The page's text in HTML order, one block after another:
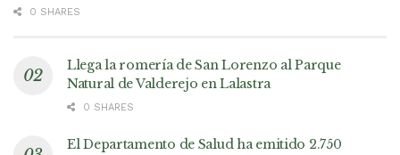
0 SHARES
Llega la romería de San Lorenzo al Parque
Natural de Valderejo en Lalastra
0 SHARES
El Departamento de Salud ha emitido 2.750